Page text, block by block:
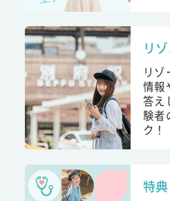
リ
リ
情報
答え
験者
ク！
特